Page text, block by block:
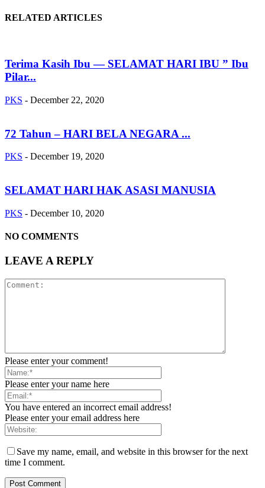
RELATED ARTICLES
Terima Kasih Ibu — SELAMAT HARI IBU ” Ibu
Pilar...
PKS - December 22, 2020
72 Tahun – HARI BELA NEGARA ...
PKS - December 19, 2020
SELAMAT HARI HAK ASASI MANUSIA
PKS - December 10, 2020
NO COMMENTS
LEAVE A REPLY
Please enter your comment!
Please enter your name here
You have entered an incorrect email address!
Please enter your email address here
Save my name, email, and website in this browser for the next
time I comment.